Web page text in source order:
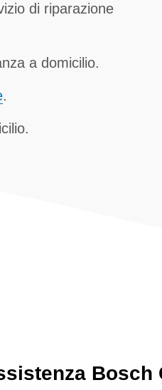
di riparazione
a domicilio.
.
Bosch